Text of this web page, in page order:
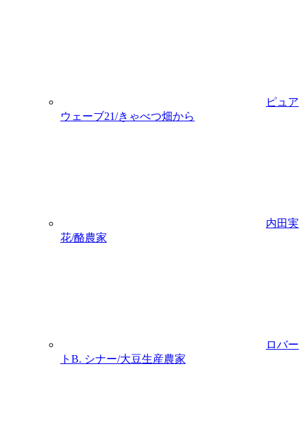
ピュア
ウェーブ21/きゃべつ畑から
内田実
花/酪農家
ロバー
トB. シナー/大豆生産農家